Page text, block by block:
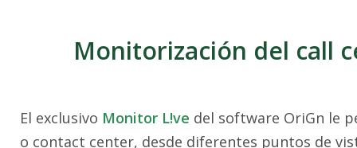
Monitorización del call
El exclusivo Monitor L!ve del software OriGn le
o contact center, desde diferentes puntos de